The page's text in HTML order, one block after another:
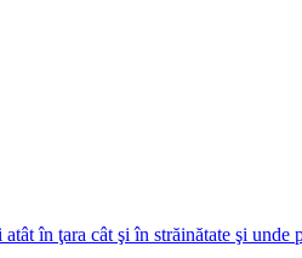
în ţara cât şi în străinătate şi